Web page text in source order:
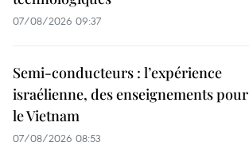
07/08/2026 09:37
Semi-conducteurs : l’expérience
israélienne, des enseignements pour
le Vietnam
07/08/2026 08:53